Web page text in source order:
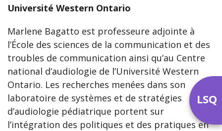
Université Western Ontario
Marlene Bagatto est professeure adjointe à
l’École des sciences de la communication et des
troubles de communication ainsi qu’au Centre
national d’audiologie de l’Université Western
Ontario. Les recherches menées dans son
laboratoire de systèmes et de stratégies
d’audiologie pédiatrique portent sur
l’intégration des politiques et des pratiques en
LSQ